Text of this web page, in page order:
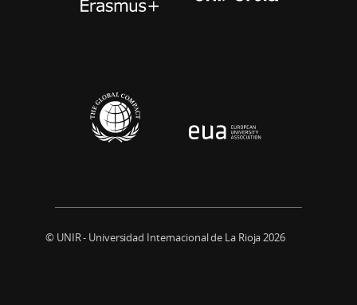
© UNIR - Universidad Internacional de La Rioja 2026